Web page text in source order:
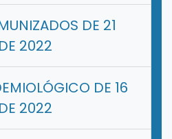
DE 21
2022
DE 16
2022